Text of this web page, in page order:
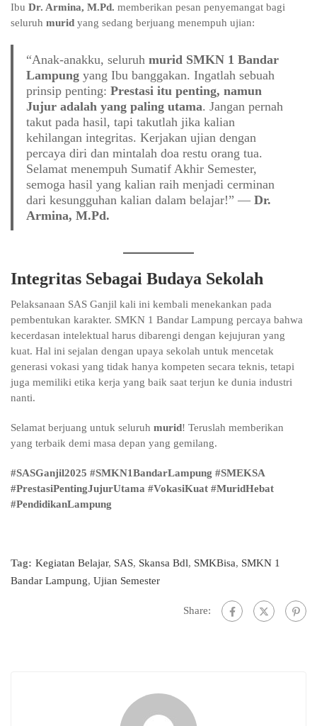
Ibu Dr. Armina, M.Pd. memberikan pesan penyemangat bagi
seluruh murid yang sedang berjuang menempuh ujian:
“Anak-anakku, seluruh murid SMKN 1 Bandar
Lampungyang Ibu banggakan. Ingatlah sebuah
prinsip penting: Prestasi itu penting, namun
Jujur adalah yang paling utama. Jangan pernah
takut pada hasil, tapi takutlah jika kalian
kehilangan integritas. Kerjakan ujian dengan
percaya diri dan mintalah doa restu orang tua.
Selamat menempuh Sumatif Akhir Semester,
semoga hasil yang kalian raih menjadi cerminan
dari kesungguhan kalian dalam belajar!” — Dr.
Armina, M.Pd.
Integritas Sebagai Budaya Sekolah
Pelaksanaan SAS Ganjil kali ini kembali menekankan pada
pembentukan karakter. SMKN 1 Bandar Lampung percaya bahwa
kecerdasan intelektual harus dibarengi dengan kejujuran yang
kuat. Hal ini sejalan dengan upaya sekolah untuk mencetak
generasi vokasi yang tidak hanya kompeten secara teknis, tetapi
juga memiliki etika kerja yang baik saat terjun ke dunia industri
nanti.
Selamat berjuang untuk seluruh murid! Teruslah memberikan
yang terbaik demi masa depan yang gemilang.
#SASGanjil2025 #SMKN1BandarLampung #SMEKSA
#PrestasiPentingJujurUtama #VokasiKuat #MuridHebat
#PendidikanLampung
Tag: Kegiatan Belajar, SAS, Skansa Bdl, SMKBisa, SMKN 1
Bandar Lampung, Ujian Semester
Share: